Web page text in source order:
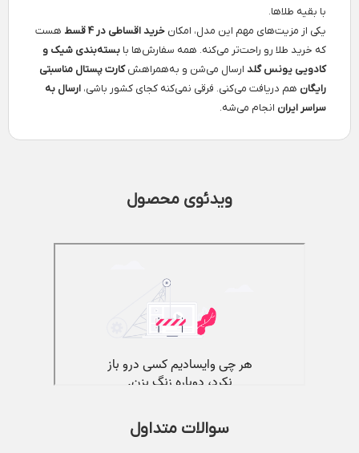
با بقیه طلاها.
یکی از مزیت‌های مهم این مدل، امکان خرید اقساطی در 4 قسط
هست
که خرید طلا رو راحت‌تر می‌کنه. همه سفارش‌ها با بسته‌بندی شیک و
کادویی یونس گلد ارسال می‌شن و به‌همراهشکارت پستال مناسبتی
رایگان هم دریافت می‌کنی. فرقی نمی‌کنه کجای کشور باشی، ارسال به
سراسر ایران انجام می‌شه.
ویدئوی محصول
سوالات متداول